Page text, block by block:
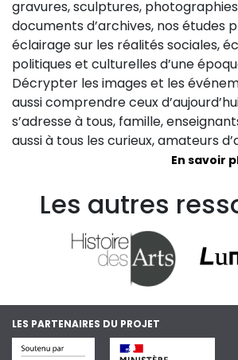
gravures, sculptures,
documents d’archives, nos études
éclairage sur les réalités sociales,
politiques et culturelles d’une
Décrypter les images et les
aussi comprendre ceux
s’adresse à tous, famille,
aussi à tous les curieux, amateurs
En savoir
Les autres
LES PARTENAIRES DU PROJET